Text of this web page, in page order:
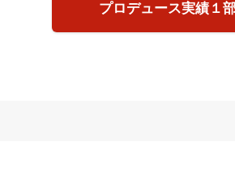
プロデュース実績１